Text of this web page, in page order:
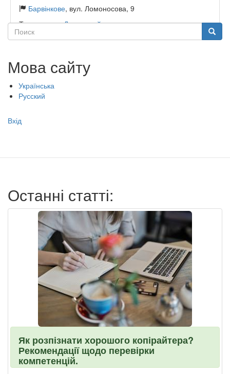
Барвінкове, вул. Ломоносова, 9
Тип садочку:Державний
Поиск Поиск
Мова сайту
Українська
Русский
Меню
записи
Вхід
Останні статті:
Як розпізнати хорошого копірайтера?
Рекомендації щодо перевірки
компетенцій.